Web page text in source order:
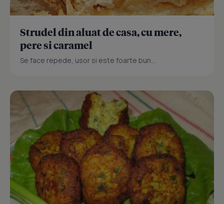
Strudel din aluat de casa, cu mere,
pere si caramel
Se face repede, usor si este foarte bun...